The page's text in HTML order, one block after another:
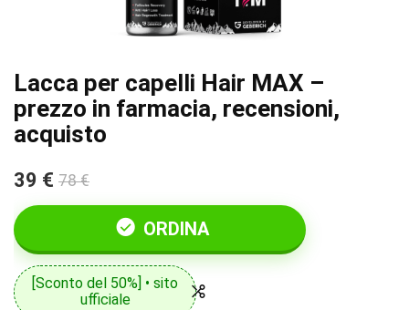
Lacca per capelli Hair MAX –
prezzo in farmacia, recensioni,
acquisto
39 € 78 €
ORDINA
[Sconto del 50%] • sito
ufficiale